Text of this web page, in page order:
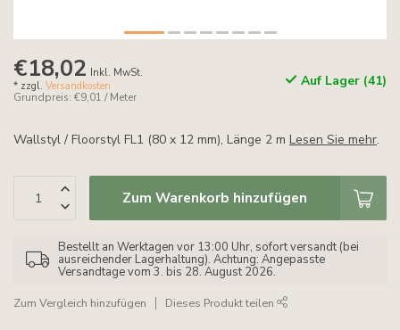
€18,02 Inkl. MwSt.
* zzgl. Versandkosten
Grundpreis: €9,01 / Meter
Auf Lager (41)
Wallstyl / Floorstyl FL1 (80 x 12 mm), Länge 2 m Lesen Sie mehr.
Zum Warenkorb hinzufügen
Bestellt an Werktagen vor 13:00 Uhr, sofort versandt (bei
ausreichender Lagerhaltung). Achtung: Angepasste
Versandtage vom 3. bis 28. August 2026.
Zum Vergleich hinzufügen Dieses Produkt teilen